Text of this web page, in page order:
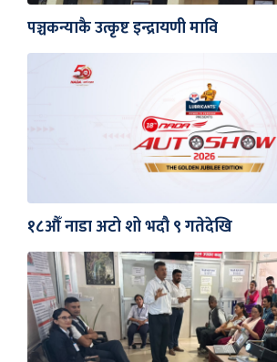
पञ्चकन्याकै उत्कृष्ट इन्द्रायणी मावि
१८औँ नाडा अटो शो भदौ ९ गतेदेखि